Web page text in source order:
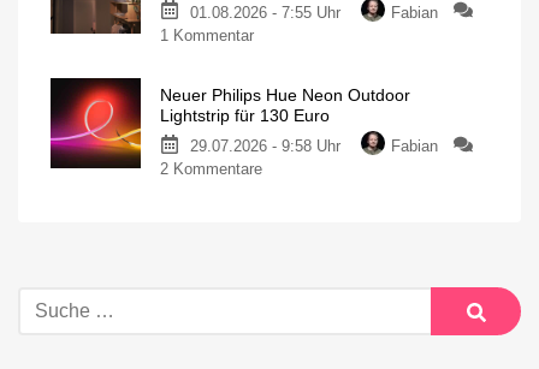
01.08.2026 - 7:55 Uhr
Fabian
1 Kommentar
Neuer Philips Hue Neon Outdoor
Lightstrip für 130 Euro
29.07.2026 - 9:58 Uhr
Fabian
2 Kommentare